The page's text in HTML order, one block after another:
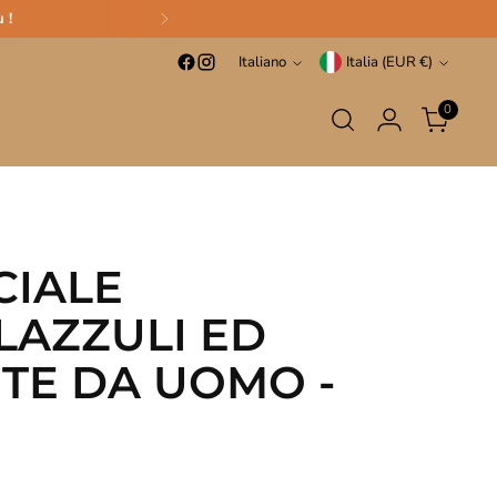
!
Lingua
Italiano Valuta Italia (EUR €)
0
ED
DA UOMO -